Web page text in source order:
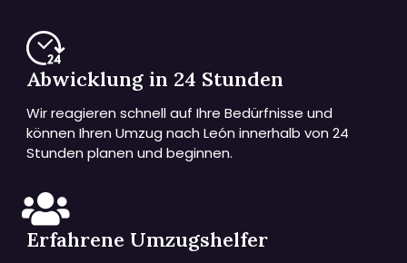
Abwicklung in 24 Stunden
Wir reagieren schnell auf Ihre Bedürfnisse und
können Ihren Umzug nach León innerhalb von 24
Stunden planen und beginnen.
Erfahrene Umzugshelfer